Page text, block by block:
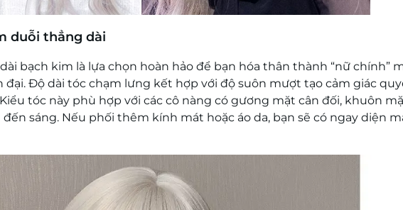
duỗi thẳng dài
bạch kim là lựa chọn hoàn hảo để bạn hóa thân thành “nữ chính”
Độ dài tóc chạm lưng kết hợp với độ suôn mượt tạo cảm giác
Kiểu tóc này phù hợp với các cô nàng có gương mặt cân đối, khuôn
sáng. Nếu phối thêm kính mát hoặc áo da, bạn sẽ có ngay diện